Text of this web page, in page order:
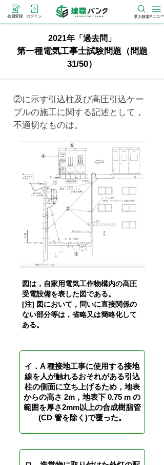
会員登録 ログイン 求人検索メニュー
2021年「過去問」
第一種電気工事士試験問題（問題
31/50）
②に示す引込柱及び高圧引込ケー
ブルの施工に関する記述として，
不適切なものは。
図は，自家用電気工作物構内の高圧
受電設備を表した図である。
[注] 図において，問いに直接関係の
ない部分等は，省略又は簡略化して
ある。
イ．A 種接地工事に使用する接地
線を人が触れるおそれがある引込
柱の側面に立ち上げるため，地表
からの高さ 2m，地表下 0.75 m の
範囲を厚さ2mm以上の合成樹脂管
(CD 管を除く)で覆った。